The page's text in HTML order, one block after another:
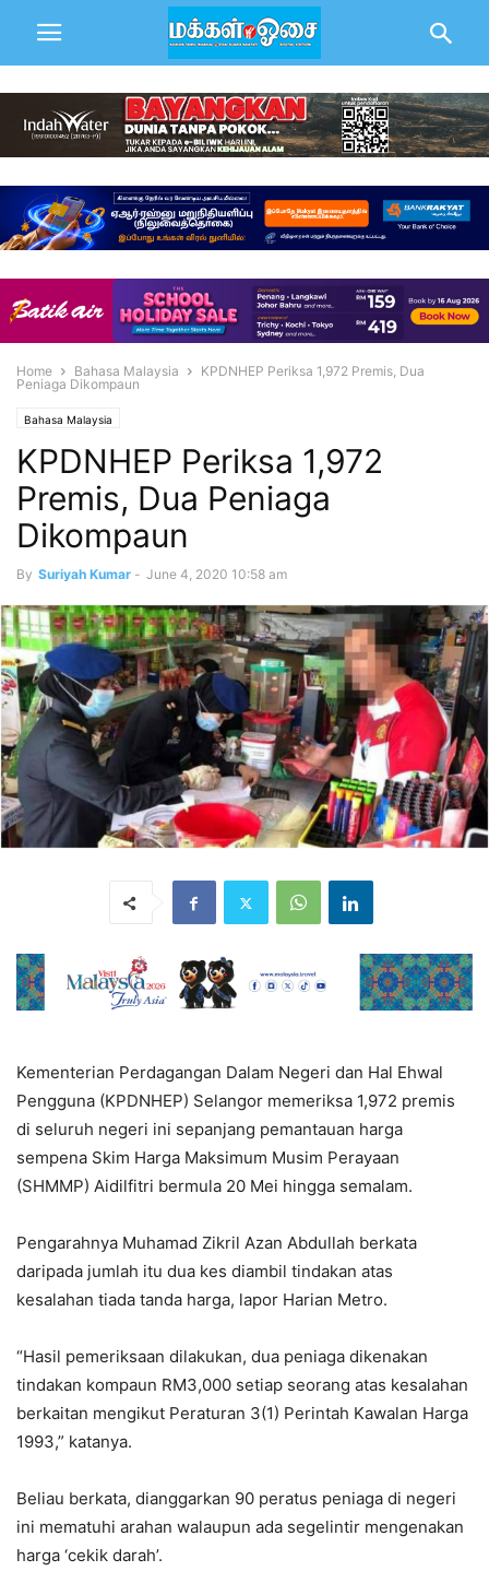
Home Bahasa Malaysia
KPDNHEP Periksa 1,972 Premis, Dua
Peniaga Dikompaun
Bahasa Malaysia
KPDNHEP Periksa 1,972
Premis, Dua Peniaga
Dikompaun
By Suriyah Kumar - June 4, 2020 10:58 am
Kementerian Perdagangan Dalam Negeri dan Hal Ehwal
Pengguna (KPDNHEP) Selangor memeriksa 1,972 premis
di seluruh negeri ini sepanjang pemantauan harga
sempena Skim Harga Maksimum Musim Perayaan
(SHMMP) Aidilfitri bermula 20 Mei hingga semalam.
Pengarahnya Muhamad Zikril Azan Abdullah berkata
daripada jumlah itu dua kes diambil tindakan atas
kesalahan tiada tanda harga, lapor Harian Metro.
“Hasil pemeriksaan dilakukan, dua peniaga dikenakan
tindakan kompaun RM3,000 setiap seorang atas kesalahan
berkaitan mengikut Peraturan 3(1) Perintah Kawalan Harga
1993,” katanya.
Beliau berkata, dianggarkan 90 peratus peniaga di negeri
ini mematuhi arahan walaupun ada segelintir mengenakan
harga ‘cekik darah’.